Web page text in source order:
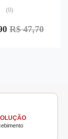
(0)
R$47,70